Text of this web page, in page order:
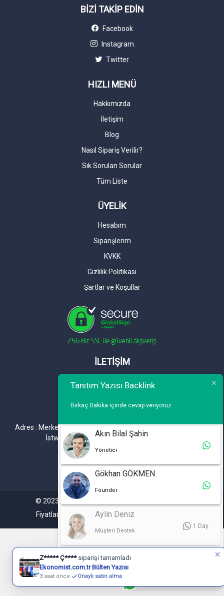
BİZİ TAKİP EDİN
Facebook
Instagram
Twitter
HIZLI MENÜ
Hakkımızda
İletişim
Blog
Nasıl Sipariş Verilir?
Sık Sorulan Sorular
Tüm Liste
ÜYELİK
Hesabım
Siparişlerim
KVKK
Gizlilik Politikası
Şartlar ve Koşullar
İLETİŞİM
Telefon : 0 212 461 75 87
Adres : Merkez Mh. DeğirmenBahçe Cd. A1 A Blok D : 19 Kat :1
İstwest Rezidans Bahçelievler / İSTANBUL
© 2023. Tüm hakları saklıdır. Tanitimyazisi.com.tr
Fiyatlarımıza %20 KDV Dahil Değildir.
Tanıtım Yazısı Backlink
Birkaç Dakika içinde cevap veriyoruz.
Aylin Deniz
Müşteri Destek
1 Day
Akın Bilal Şahin
Yönetici
Gökhan GÖKMEN
Founder
Z***** Ç****siparişi tamamladı
Ekonomist.com.tr Bülten Yazısı
3 saat önce· Onaylı satın alma